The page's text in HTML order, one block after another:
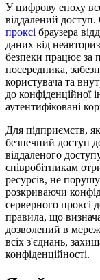
У цифрову епоху
віддалений доступ.
проксі браузера
даних від
безпеки працює за
посередника,
користувача та
до конфіденційної
аутентифіковані
Для підприємств,
безпечний доступ
віддаленого
співробітникам
ресурсів, не
розкриваючи
серверного проксі
правила, що
дозволений в
всіх з'єднань,
конфіденційності.